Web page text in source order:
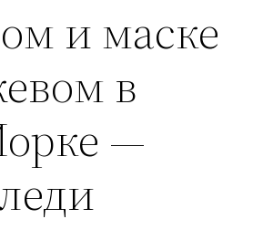
и маске
в
—